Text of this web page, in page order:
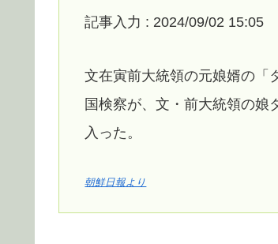
記事入力 : 2024/09/02 15:05
文在寅前大統領の元娘婿の「
国検察が、文・前大統領の娘
入った。
朝鮮日報より